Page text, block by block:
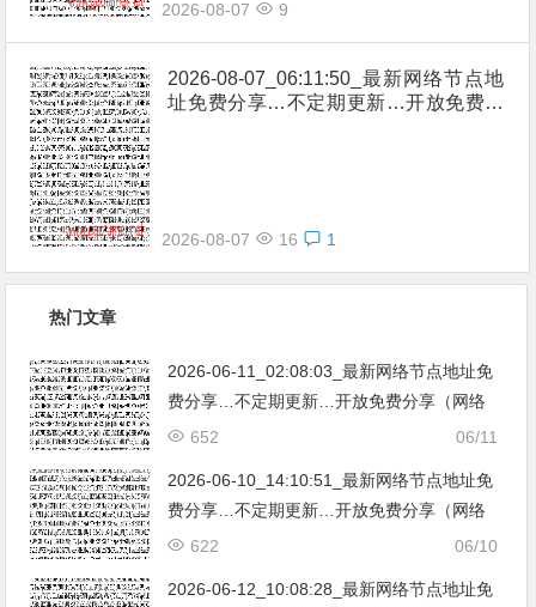
2026-08-07 9
2026-08-07_06:11:50_最新网络节点地
址免费分享…不定期更新…开放免费分
2026-08-07 16 1
热门文章
2026-06-11_02:08:03_最新网络节点地址免
费分享…不定期更新…开放免费分享（网络
免费节点香港|日本|韩国|新加坡|台湾|马来西
06/11
652
2026-06-10_14:10:51_最新网络节点地址免
费分享…不定期更新…开放免费分享（网络
免费节点香港|日本|韩国|新加坡|台湾|马来西
06/10
622
2026-06-12_10:08:28_最新网络节点地址免